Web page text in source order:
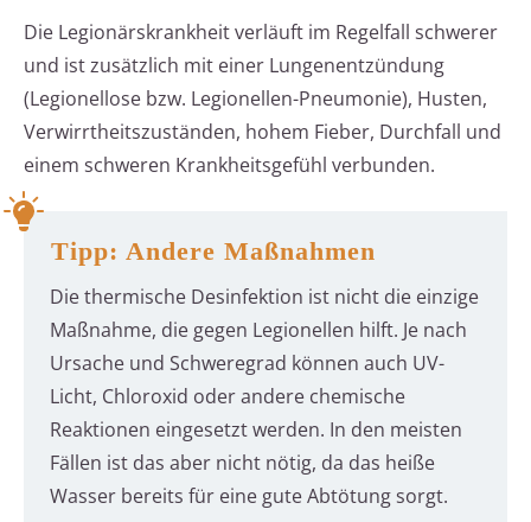
Die Legionärskrankheit verläuft im Regelfall schwerer
und ist zusätzlich mit einer Lungenentzündung
(Legionellose bzw. Legionellen-Pneumonie), Husten,
Verwirrtheitszuständen, hohem Fieber, Durchfall und
einem schweren Krankheitsgefühl verbunden.
Tipp: Andere Maßnahmen
Die thermische Desinfektion ist nicht die einzige
Maßnahme, die gegen Legionellen hilft. Je nach
Ursache und Schweregrad können auch UV-
Licht, Chloroxid oder andere chemische
Reaktionen eingesetzt werden. In den meisten
Fällen ist das aber nicht nötig, da das heiße
Wasser bereits für eine gute Abtötung sorgt.